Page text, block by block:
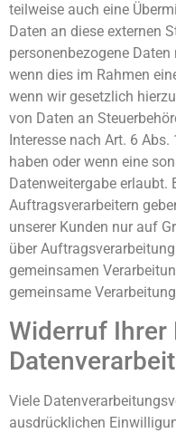
teilweise auch eine
Daten an diese externen
personenbezogene
wenn dies im Rahmen
wenn wir gesetzlich
von Daten an
Interesse nach Art. 6
haben oder wenn eine
Datenweitergabe erlaubt.
Auftragsverarbeitern
unserer Kunden nur auf
über
gemeinsamen
gemeinsame
Widerruf Ihrer
Viele
ausdrücklichen